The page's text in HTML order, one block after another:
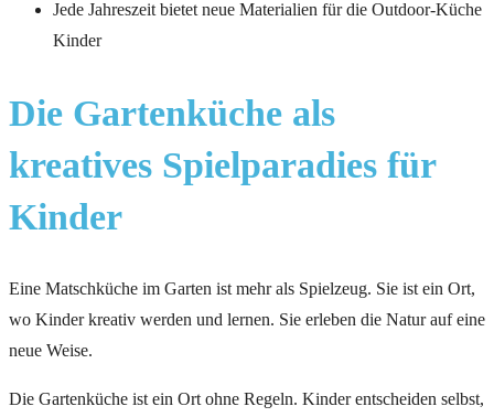
Jede Jahreszeit bietet neue Materialien für die Outdoor-Küche
Kinder
Die Gartenküche als
kreatives Spielparadies für
Kinder
Eine Matschküche im Garten ist mehr als Spielzeug. Sie ist ein Ort,
wo Kinder kreativ werden und lernen. Sie erleben die Natur auf eine
neue Weise.
Die Gartenküche ist ein Ort ohne Regeln. Kinder entscheiden selbst,